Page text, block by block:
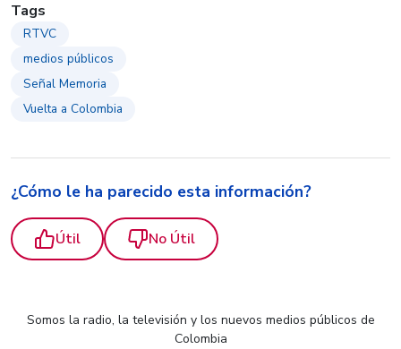
Tags
RTVC
medios públicos
Señal Memoria
Vuelta a Colombia
¿Cómo le ha parecido esta información?
Útil No Útil
Somos la radio, la televisión y los nuevos medios públicos de
Colombia